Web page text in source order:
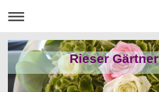
Rieser Gärtner